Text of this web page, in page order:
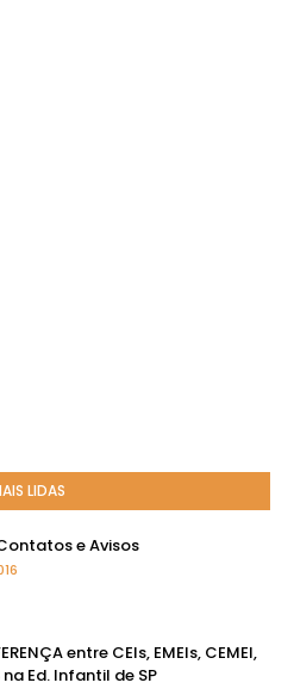
LIDAS
e Avisos
entre CEIs, EMEIs, CEMEI,
na Ed. Infantil de SP